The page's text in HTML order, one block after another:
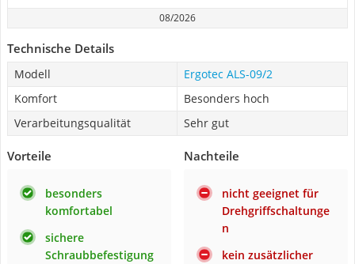
08/2026
Technische Details
Modell
Ergotec ALS-09/2
Komfort
Besonders hoch
Verarbeitungsqualität
Sehr gut
Vorteile
besonders
komfortabel
sichere
Schraubbefestigung
Nachteile
nicht geeignet für
Drehgriffschaltunge
n
kein zusätzlicher